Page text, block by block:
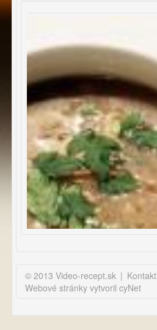
© 2013 Video-recept.sk | Kontakt
Webové stránky vytvoril cyNet